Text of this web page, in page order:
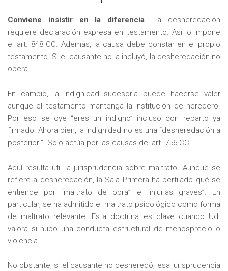
Conviene insistir en la diferencia. La desheredación
requiere declaración expresa en testamento. Así lo impone
el art. 848 CC. Además, la causa debe constar en el propio
testamento. Si el causante no la incluyó, la desheredación no
opera.
En cambio, la indignidad sucesoria puede hacerse valer
aunque el testamento mantenga la institución de heredero.
Por eso se oye “eres un indigno” incluso con reparto ya
firmado. Ahora bien, la indignidad no es una “desheredación a
posteriori”. Solo actúa por las causas del art. 756 CC.
Aquí resulta útil la jurisprudencia sobre maltrato. Aunque se
refiere a desheredación, la Sala Primera ha perfilado qué se
entiende por “maltrato de obra” e “injurias graves”. En
particular, se ha admitido el maltrato psicológico como forma
de maltrato relevante. Esta doctrina es clave cuando Ud.
valora si hubo una conducta estructural de menosprecio o
violencia.
No obstante, si el causante no desheredó, esa jurisprudencia